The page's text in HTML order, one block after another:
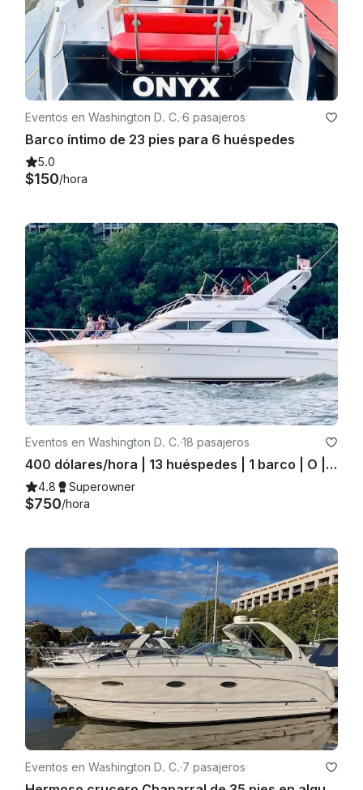
Eventos en Washington D. C.·6 pasajeros
Barco íntimo de 23 pies para 6 huéspedes
5.0
$150/hora
Eventos en Washington D. C.·18 pasajeros
400 dólares/hora | 13 huéspedes | 1 barco | O | 750 dólares/hora | 18 huéspedes · 2 barcos
4.8 Superowner
$750/hora
Eventos en Washington D. C.·7 pasajeros